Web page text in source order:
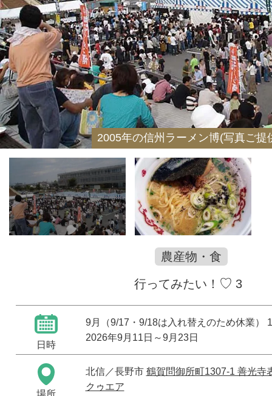
2005年の信州ラーメン博(写真ご提
2005年ラーメン博
農産物・食
行ってみたい！ ♡ 3
日時
9月（9/17・9/18は入れ替えのため休業）
2026年9月11日 ～9月23日
場所
北信／長野市 鶴賀問御所町1307-1 善光寺
クゥエア